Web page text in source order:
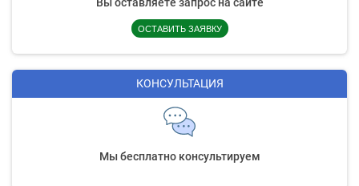
ОСТАВИТЬ ЗАЯВКУ
КОНСУЛЬТАЦИЯ
Мы бесплатно консультируем